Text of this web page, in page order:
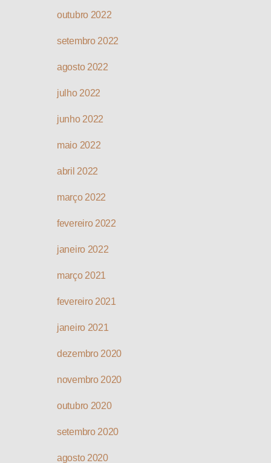
outubro 2022
setembro 2022
agosto 2022
julho 2022
junho 2022
maio 2022
abril 2022
março 2022
fevereiro 2022
janeiro 2022
março 2021
fevereiro 2021
janeiro 2021
dezembro 2020
novembro 2020
outubro 2020
setembro 2020
agosto 2020